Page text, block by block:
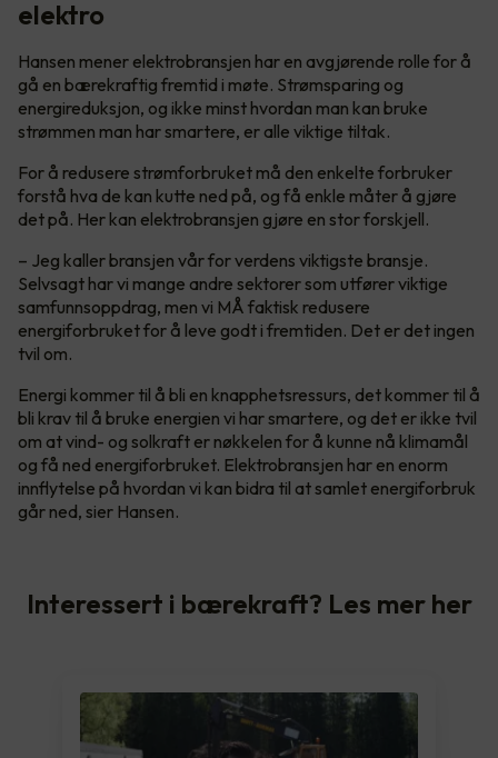
elektro
Hansen mener elektrobransjen har en avgjørende rolle for å
gå en bærekraftig fremtid i møte. Strømsparing og
energireduksjon, og ikke minst hvordan man kan bruke
strømmen man har smartere, er alle viktige tiltak.
For å redusere strømforbruket må den enkelte forbruker
forstå hva de kan kutte ned på, og få enkle måter å gjøre
det på. Her kan elektrobransjen gjøre en stor forskjell.
– Jeg kaller bransjen vår for verdens viktigste bransje.
Selvsagt har vi mange andre sektorer som utfører viktige
samfunnsoppdrag, men vi MÅ faktisk redusere
energiforbruket for å leve godt i fremtiden. Det er det ingen
tvil om.
Energi kommer til å bli en knapphetsressurs, det kommer til å
bli krav til å bruke energien vi har smartere, og det er ikke tvil
om at vind- og solkraft er nøkkelen for å kunne nå klimamål
og få ned energiforbruket. Elektrobransjen har en enorm
innflytelse på hvordan vi kan bidra til at samlet energiforbruk
går ned, sier Hansen.
Interessert i bærekraft? Les mer her